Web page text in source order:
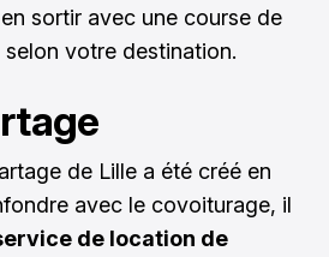
sortir avec une course de
selon votre destination.
de Lille a été créé en
avec le covoiturage, il
de location de